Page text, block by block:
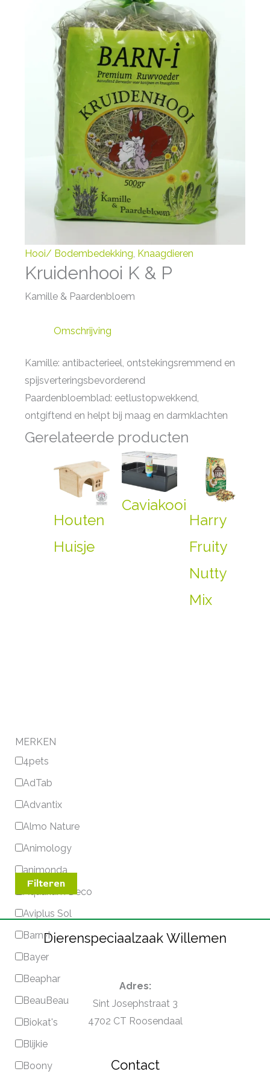
Hooi/ Bodembedekking, Knaagdieren
Kruidenhooi K & P
Kamille & Paardenbloem
Omschrijving
Kamille: antibacterieel, ontstekingsremmend en
spijsverteringsbevorderend
Paardenbloemblad: eetlustopwekkend,
ontgiftend en helpt bij maag en darmklachten
Gerelateerde producten
Houten
Huisje
Caviakooi
Harry
Fruity
Nutty
Mix
MERKEN
4pets
AdTab
Advantix
Almo Nature
Animology
animonda
Aquarium Deco
Aviplus Sol
Barn-I
Bayer
Beaphar
BeauBeau
Biokat's
Blijkie
Boony
Filteren
Dierenspeciaalzaak Willemen
Adres:
Sint Josephstraat 3
4702 CT Roosendaal
Contact